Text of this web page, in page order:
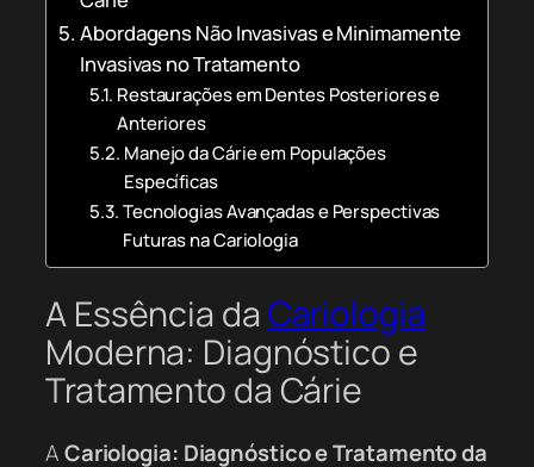
Abordagens Não Invasivas e Minimamente
Invasivas no Tratamento
Restaurações em Dentes Posteriores e
Anteriores
Manejo da Cárie em Populações
Específicas
Tecnologias Avançadas e Perspectivas
Futuras na Cariologia
A Essência da Cariologia
Moderna: Diagnóstico e
Tratamento da Cárie
ACariologia: Diagnóstico e Tratamento da